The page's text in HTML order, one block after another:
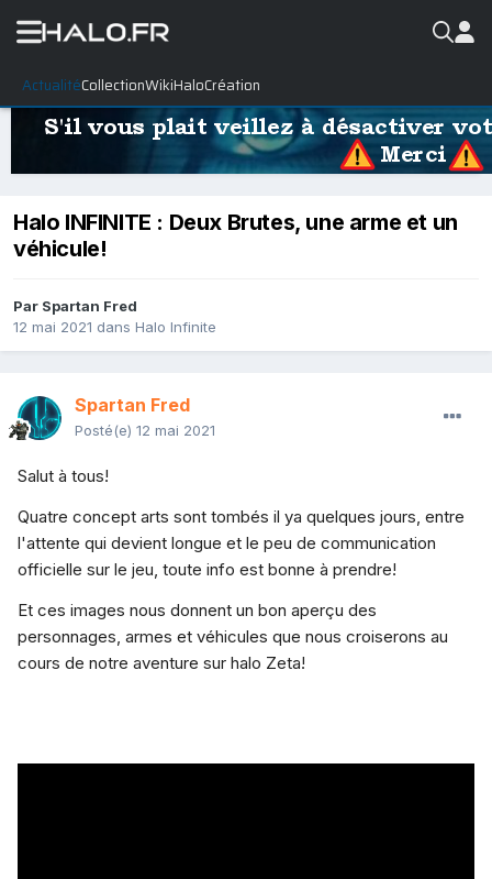
ActualitéCollectionWikiHaloCréation
Halo INFINITE : Deux Brutes, une arme et un
véhicule!
Par Spartan Fred
12 mai 2021 dans Halo Infinite
Spartan Fred
Posté(e) 12 mai 2021
Salut à tous!
Quatre concept arts sont tombés il ya quelques jours, entre
l'attente qui devient longue et le peu de communication
officielle sur le jeu, toute info est bonne à prendre!
Et ces images nous donnent un bon aperçu des
personnages, armes et véhicules que nous croiserons au
cours de notre aventure sur halo Zeta!